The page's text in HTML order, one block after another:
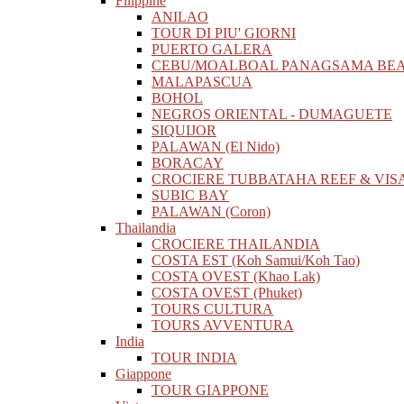
ANILAO
TOUR DI PIU' GIORNI
PUERTO GALERA
CEBU/MOALBOAL PANAGSAMA
MALAPASCUA
BOHOL
NEGROS ORIENTAL - DUMAGUETE
SIQUIJOR
PALAWAN (El Nido)
BORACAY
CROCIERE TUBBATAHA REEF &
SUBIC BAY
PALAWAN (Coron)
Thailandia
CROCIERE THAILANDIA
COSTA EST (Koh Samui/Koh Tao)
COSTA OVEST (Khao Lak)
COSTA OVEST (Phuket)
TOURS CULTURA
TOURS AVVENTURA
India
TOUR INDIA
Giappone
TOUR GIAPPONE